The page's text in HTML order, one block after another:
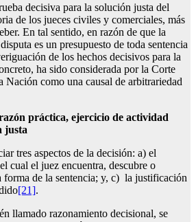
decisiva para la solución justa del
de los jueces civiles y comerciales, más
En tal sentido, en razón de que la
es un presupuesto de toda sentencia
de los hechos decisivos para la
ha sido considerada por la Corte
Nación como una causal de arbitrariedad
práctica, ejercicio de actividad
justa
tres aspectos de la decisión: a) el
cual el juez encuentra, descubre o
de la sentencia; y, c) la justificación
[21].
llamado razonamiento decisional, se